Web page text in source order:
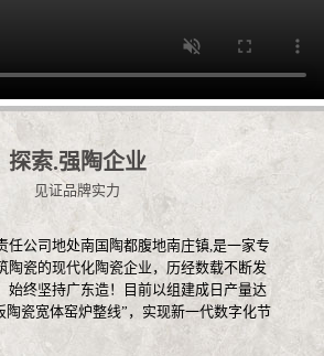
探索.强陶企业
见证品牌实力
任公司地处南国陶都腹地南庄镇,是一家专
陶瓷的现代化陶瓷企业，历经数载不断发
始终坚持广东造！目前以组建成日产量达
陶瓷宽体窑炉整线”，实现新一代数字化节